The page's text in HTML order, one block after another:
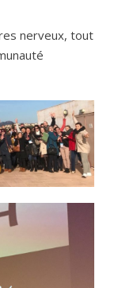
nerveux, tout